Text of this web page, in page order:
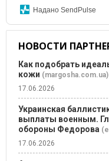
Надано SendPulse
НОВОСТИ
Как подобрать
кожи (margosha.com.ua)
17.06.2026
Украинская
выплаты военным.
обороны Федорова
17.06.2026